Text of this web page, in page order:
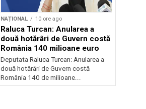
NAȚIONAL 10 ore ago
Raluca Turcan: Anularea a
două hotărâri de Guvern costă
România 140 milioane euro
Deputata Raluca Turcan: Anularea a
două hotărâri de Guvern costă
România 140 de milioane...